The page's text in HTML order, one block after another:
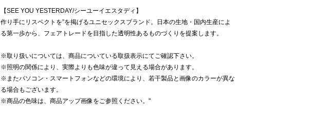
【SEE YOU YESTERDAY/シーユーイエスタディ】
作り手にリスペクトを”を掲げるユニセックスブランド。日本の生地・国内生産によ
る第一歩から、フェアトレードを目指した透明性あるものづくりを提案します。
※取り扱いについては、商品についている取扱表示にてご確認下さい。
※照明の関係により、実際よりも色味が違って見える場合があります。
※またパソコン・スマートフォンなどの環境により、若干製品と画像のカラーが異な
る場合もございます。
※商品の色味は、商品アップ画像をご参照ください。"